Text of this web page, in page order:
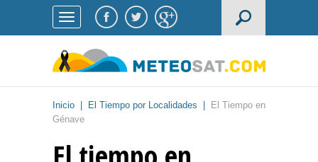
Inicio El Tiempo por Localidades
El Tiempo en
Génave